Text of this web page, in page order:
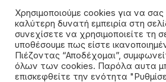
©2026 - All rights reserved.
Χρησιμοποιούμε cookies για να
καλύτερη δυνατή εμπειρία στη
συνεχίσετε να χρησιμοποιείτε τη
υποθέσουμε πως είστε
Πιέζοντας “Αποδέχομαι”,
όλων των cookies. Παρόλα αυτα
επισκεφθείτε την ενότητα
Έλληνας καθηγητής
στη Ν. Καλιφόρνια:
Το νερό είναι
μολυσμένο και
βρέχει στάχτες – Η
φωτιά δεν
ελέγχεται
«Δεν μπορούμε να